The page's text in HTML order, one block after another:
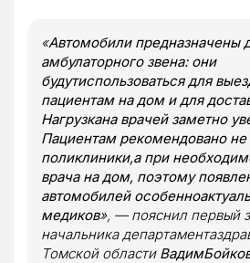
«Автомобили предназначены
амбулаторного звена: они
будутиспользоваться для
пациентам на дом и для
Нагрузкана врачей заметно
Пациентам рекомендовано
поликлиники,а при
врача на дом, поэтому
автомобилей
медиков», — пояснил первый
начальника
Томской области